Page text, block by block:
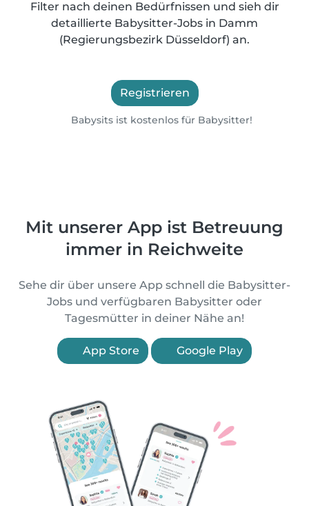
Filter nach deinen Bedürfnissen und sieh dir
detaillierte Babysitter-Jobs in Damm
(Regierungsbezirk Düsseldorf) an.
Registrieren
Babysits ist kostenlos für Babysitter!
Mit unserer App ist Betreuung
immer in Reichweite
Sehe dir über unsere App schnell die Babysitter-
Jobs und verfügbaren Babysitter oder
Tagesmütter in deiner Nähe an!
App Store Google Play